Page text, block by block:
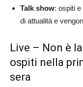
Talk show: ospiti
di attualità e
Live – Non è
ospiti nella
sera